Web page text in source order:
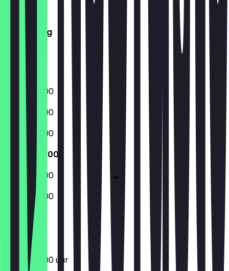
Woensdag
Donderdag
Vrijdag
Zaterdag
Zondag
10:00 - 20:00
10:00 - 20:00
10:00 - 20:00
10:00 - 20:00
10:00 - 20:00
10:00 - 20:00
Gesloten
10:00 - 20:00 uur